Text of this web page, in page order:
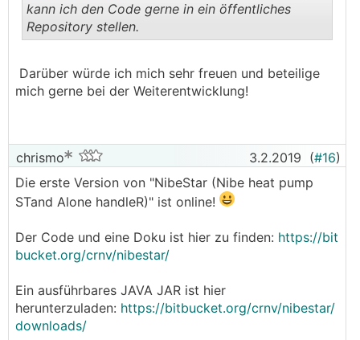
kann ich den Code gerne in ein öffentliches
Repository stellen.
Darüber würde ich mich sehr freuen und beteilige
mich gerne bei der Weiterentwicklung!
chrismo 3.2.2019 (#16)
Die erste Version von "NibeStar (Nibe heat pump
STand Alone handleR)" ist online!
Der Code und eine Doku ist hier zu finden: https://bit
bucket.org/crnv/nibestar/
Ein ausführbares JAVA JAR ist hier
herunterzuladen: https://bitbucket.org/crnv/nibestar/
downloads/